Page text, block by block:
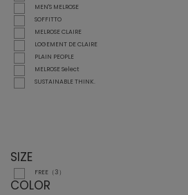
MEN'S MELROSE
SOFFITTO
MELROSE CLAIRE
LOGEMENT DE CLAIRE
PLAIN PEOPLE
MELROSE Select
SUSTAINABLE THINK.
SIZE
FREE（3）
COLOR